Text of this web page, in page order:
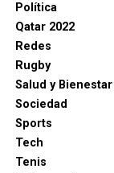
Política
Qatar 2022
Redes
Rugby
Salud y Bienestar
Sociedad
Sports
Tech
Tenis